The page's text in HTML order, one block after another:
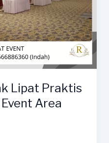
Lipat Praktis
Area